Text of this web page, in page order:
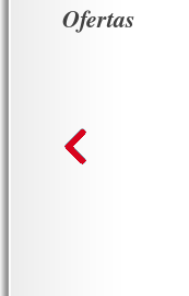
Ofertas